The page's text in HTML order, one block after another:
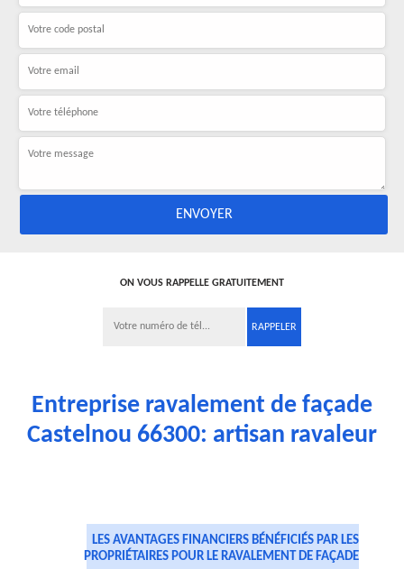
ON VOUS RAPPELLE GRATUITEMENT
Entreprise ravalement de façade
Castelnou 66300: artisan ravaleur
LES AVANTAGES FINANCIERS BÉNÉFICIÉS PAR LES
PROPRIÉTAIRES POUR LE RAVALEMENT DE FAÇADE